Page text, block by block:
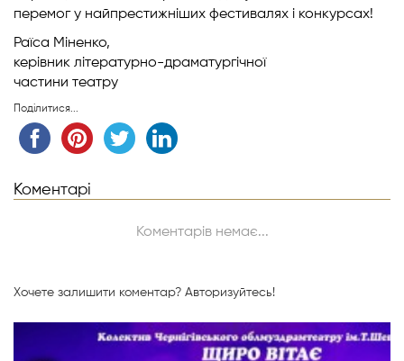
перемог у найпрестижніших фестивалях і конкурсах!
Раїса Міненко,
керівник літературно-драматургічної
частини театру
Поділитися...
Коментарі
Коментарів немає...
Хочете залишити коментар? Авторизуйтесь!